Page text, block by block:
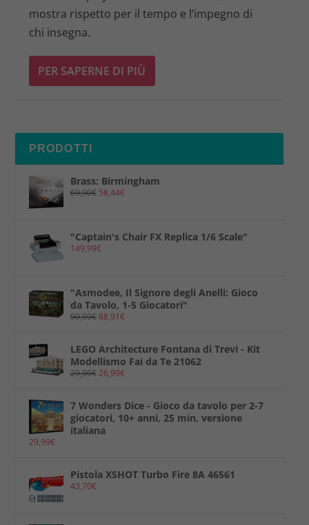
mostra rispetto per il tempo e l’impegno di
chi insegna.
PER SAPERNE DI PIÙ
PRODOTTI
Brass: Birmingham
69,90€ 58,44€
"Captain's Chair FX Replica 1/6 Scale"
149,99€
"Asmodee, Il Signore degli Anelli: Gioco
da Tavolo, 1-5 Giocatori"
99,99€88,91€
LEGO Architecture Fontana di Trevi - Kit
Modellismo Fai da Te 21062
29,99€26,99€
7 Wonders Dice - Gioco da tavolo per 2-7
giocatori, 10+ anni, 25 min, versione
italiana
29,99€
Pistola XSHOT Turbo Fire 8A 46561
43,70€